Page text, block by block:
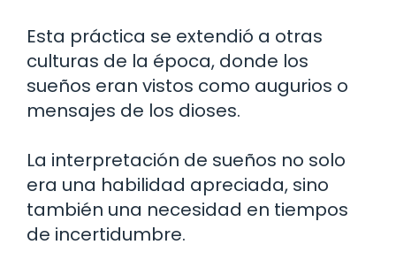
Esta práctica se extendió a otras
culturas de la época, donde los
sueños eran vistos como augurios o
mensajes de los dioses.
La interpretación de sueños no solo
era una habilidad apreciada, sino
también una necesidad en tiempos
de incertidumbre.